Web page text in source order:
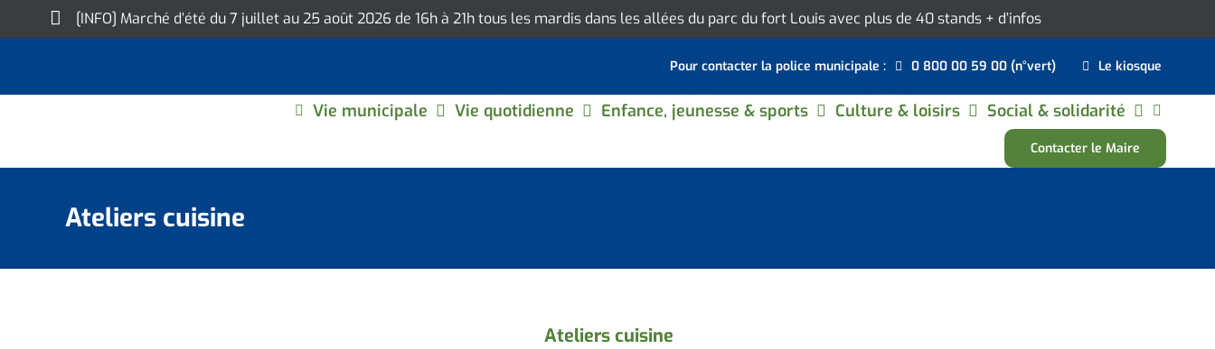
to
[INFO] Marché d’été du 7 juillet au 25 août 2026 de 16h à 21h tous les mardis dans les allées du parc du fort Louis avec plus de 40 stands + d’infos
Pour contacter la police municipale : 0 800 00 59 00 (n°vert) Le kiosque
Vie municipale Vie quotidienne Enfance, jeunesse & sports Culture & loisirs Social & solidarité
Contacter le Maire
Ateliers cuisine
Ateliers cuisine